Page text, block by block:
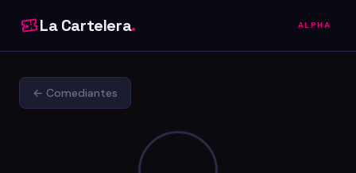
La Cartelera. ALPHA
← Comediantes